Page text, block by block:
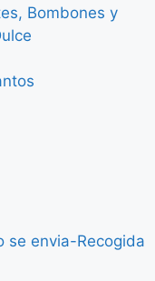
Bombones y
se envia-Recogida